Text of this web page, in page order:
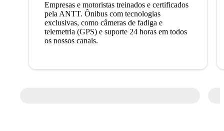
Empresas e motoristas treinados e certificados
pela ANTT. Ônibus com tecnologias
exclusivas, como câmeras de fadiga e
telemetria (GPS) e suporte 24 horas em todos
os nossos canais.